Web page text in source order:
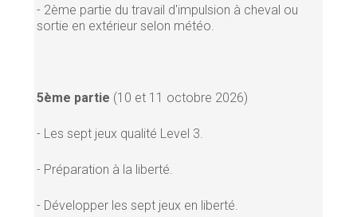
- 2ème partie du travail d'impulsion à cheval ou
sortie en extérieur selon météo.
5ème partie (10 et 11 octobre 2026)
- Les sept jeux qualité Level 3.
- Préparation à la liberté.
- Développer les sept jeux en liberté.